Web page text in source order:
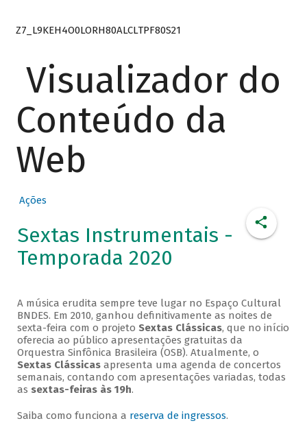
Z7_L9KEH4O0LORH80ALCLTPF80S21
Visualizador do
Conteúdo da
Web
Ações
Sextas Instrumentais -
Temporada 2020
A música erudita sempre teve lugar no Espaço Cultural
BNDES. Em 2010, ganhou definitivamente as noites de
sexta-feira com o projeto Sextas Clássicas, que no início
oferecia ao público apresentações gratuitas da
Orquestra Sinfônica Brasileira (OSB). Atualmente, o
Sextas Clássicasapresenta uma agenda de concertos
semanais, contando com apresentações variadas, todas
as sextas-feiras às 19h.
Saiba como funciona a reserva de ingressos.